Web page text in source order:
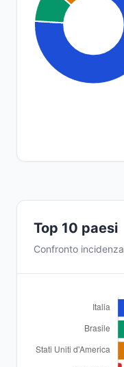
Top 10 paesi
Confronto incidenza